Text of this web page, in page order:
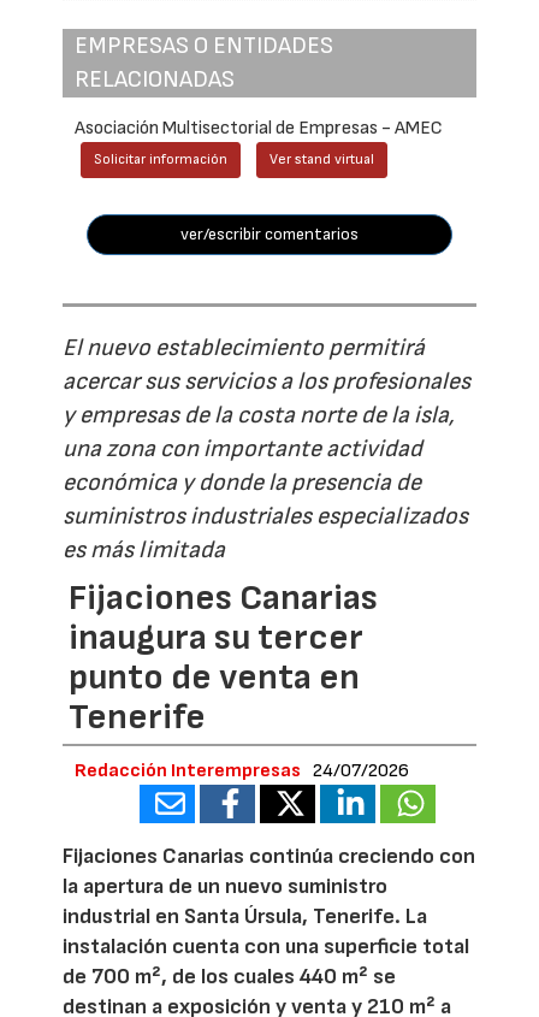
EMPRESAS O ENTIDADES
RELACIONADAS
Asociación Multisectorial de Empresas - AMEC
Solicitar información Ver stand virtual
ver/escribir comentarios
El nuevo establecimiento permitirá
acercar sus servicios a los profesionales
y empresas de la costa norte de la isla,
una zona con importante actividad
económica y donde la presencia de
suministros industriales especializados
es más limitada
Fijaciones Canarias
inaugura su tercer
punto de venta en
Tenerife
Redacción Interempresas 24/07/2026
Fijaciones Canarias continúa creciendo con
la apertura de un nuevo suministro
industrial en Santa Úrsula, Tenerife. La
instalación cuenta con una superficie total
de 700 m², de los cuales 440 m² se
destinan a exposición y venta y 210 m² a